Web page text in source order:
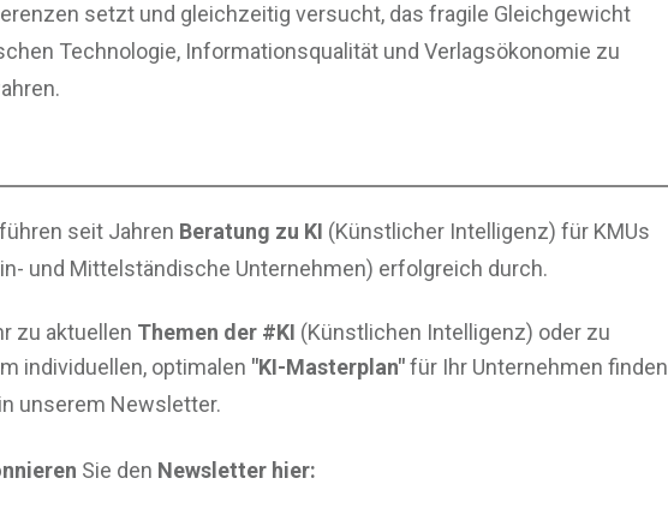
setzt und gleichzeitig versucht, das fragile Gleichgewicht
Technologie, Informationsqualität und Verlagsökonomie zu
seit Jahren Beratung zu KI (Künstlicher Intelligenz) für KMUs
und Mittelständische Unternehmen) erfolgreich durch.
zu aktuellen Themen der #KI (Künstlichen Intelligenz) oder zu
individuellen, optimalen "KI-Masterplan"für Ihr Unternehmen finden
unserem Newsletter.
Sie den Newsletter hier: